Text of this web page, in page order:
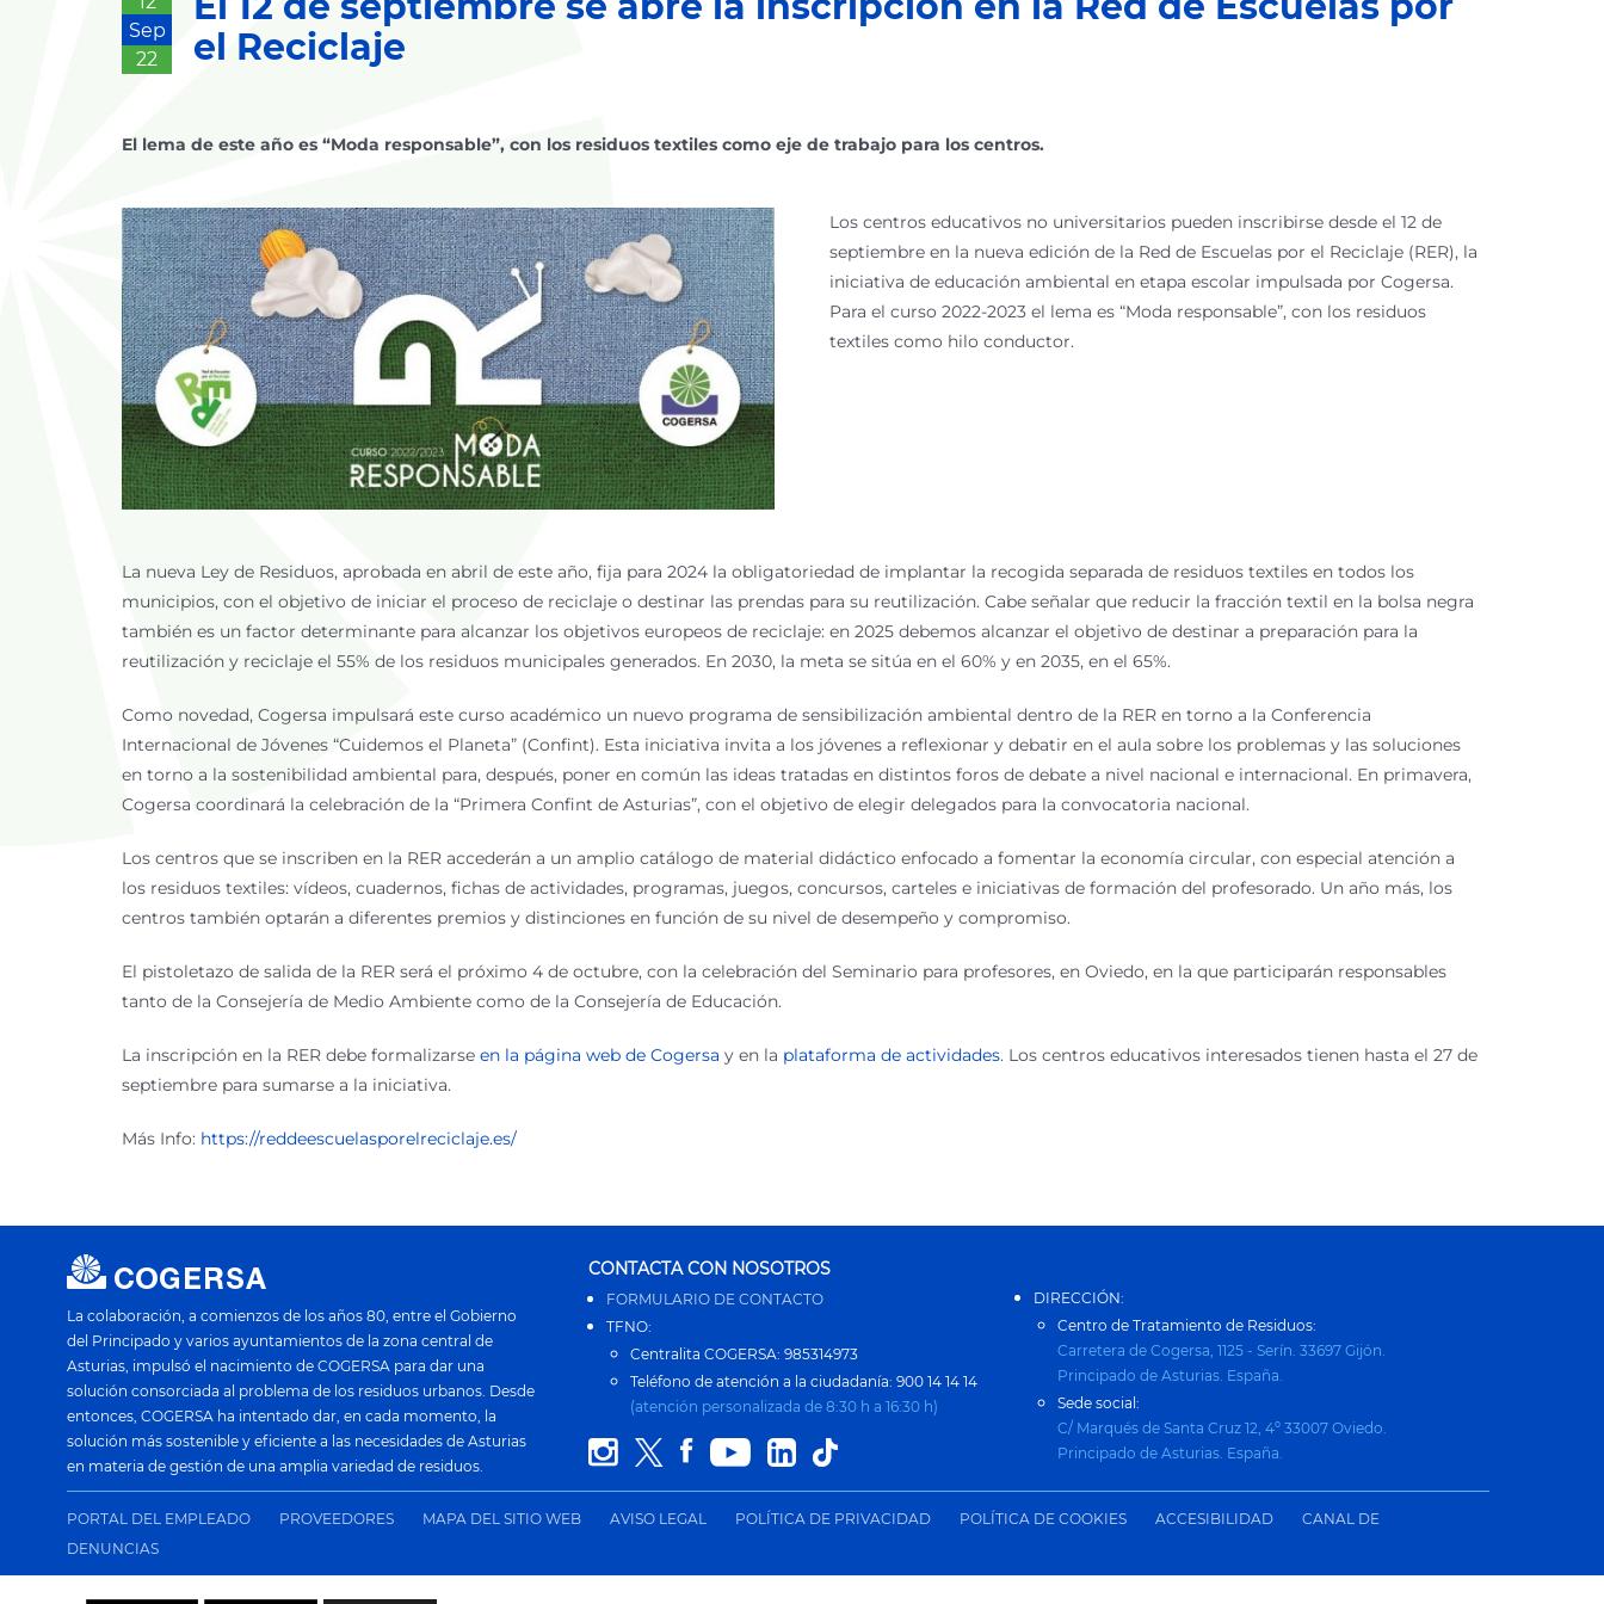
Sep
22
el Reciclaje
El lema de este año es “Moda responsable”, con los residuos textiles como eje de trabajo para los centros.
Los centros educativos no universitarios pueden inscribirse desde el 12 de
septiembre en la nueva edición de la Red de Escuelas por el Reciclaje (RER), la
iniciativa de educación ambiental en etapa escolar impulsada por Cogersa.
Para el curso 2022-2023 el lema es “Moda responsable”, con los residuos
textiles como hilo conductor.
La nueva Ley de Residuos, aprobada en abril de este año, fija para 2024 la obligatoriedad de implantar la recogida separada de residuos textiles en todos los
municipios, con el objetivo de iniciar el proceso de reciclaje o destinar las prendas para su reutilización. Cabe señalar que reducir la fracción textil en la bolsa negra
también es un factor determinante para alcanzar los objetivos europeos de reciclaje: en 2025 debemos alcanzar el objetivo de destinar a preparación para la
reutilización y reciclaje el 55% de los residuos municipales generados. En 2030, la meta se sitúa en el 60% y en 2035, en el 65%.
Como novedad, Cogersa impulsará este curso académico un nuevo programa de sensibilización ambiental dentro de la RER en torno a la Conferencia
Internacional de Jóvenes “Cuidemos el Planeta” (Confint). Esta iniciativa invita a los jóvenes a reflexionar y debatir en el aula sobre los problemas y las soluciones
en torno a la sostenibilidad ambiental para, después, poner en común las ideas tratadas en distintos foros de debate a nivel nacional e internacional. En primavera,
Cogersa coordinará la celebración de la “Primera Confint de Asturias”, con el objetivo de elegir delegados para la convocatoria nacional.
Los centros que se inscriben en la RER accederán a un amplio catálogo de material didáctico enfocado a fomentar la economía circular, con especial atención a
los residuos textiles: vídeos, cuadernos, fichas de actividades, programas, juegos, concursos, carteles e iniciativas de formación del profesorado. Un año más, los
centros también optarán a diferentes premios y distinciones en función de su nivel de desempeño y compromiso.
El pistoletazo de salida de la RER será el próximo 4 de octubre, con la celebración del Seminario para profesores, en Oviedo, en la que participarán responsables
tanto de la Consejería de Medio Ambiente como de la Consejería de Educación.
La inscripción en la RER debe formalizarse en la página web de Cogersa y en la plataforma de actividades. Los centros educativos interesados tienen hasta el 27 de
septiembre para sumarse a la iniciativa.
Más Info: https://reddeescuelasporelreciclaje.es/
La colaboración, a comienzos de los años 80, entre el Gobierno
del Principado y varios ayuntamientos de la zona central de
Asturias, impulsó el nacimiento de COGERSA para dar una
solución consorciada al problema de los residuos urbanos. Desde
entonces, COGERSA ha intentado dar, en cada momento, la
solución más sostenible y eficiente a las necesidades de Asturias
en materia de gestión de una amplia variedad de residuos.
CONTACTA CON NOSOTROS
FORMULARIO DE CONTACTO
TFNO:
Centralita COGERSA: 985314973
Teléfono de atención a la ciudadanía: 900 14 14 14
(atención personalizada de 8:30 h a 16:30 h)
DIRECCIÓN:
Centro de Tratamiento de Residuos:
Carretera de Cogersa, 1125 - Serín. 33697 Gijón.
Principado de Asturias. España.
Sede social:
C/ Marqués de Santa Cruz 12, 4º 33007 Oviedo.
Principado de Asturias. España.
PORTAL DEL EMPLEADO PROVEEDORES MAPA DEL SITIO WEB AVISO LEGAL POLÍTICA DE PRIVACIDAD POLÍTICA DE COOKIES ACCESIBILIDAD
CANAL DE
DENUNCIAS